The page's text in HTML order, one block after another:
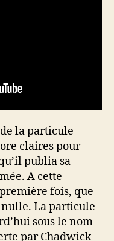
la particule
claires pour
publia sa
A cette
fois, que
La particule
sous le nom
par Chadwick